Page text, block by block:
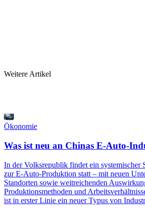
Weitere Artikel
Ökonomie
Was ist neu an Chinas E-Auto-
In der Volksrepublik findet ein systemischer
zur E-Auto-Produktion statt ‒ mit neuen
Standorten sowie weitreichenden
Produktionsmethoden und
ist in erster Linie ein neuer Typus von